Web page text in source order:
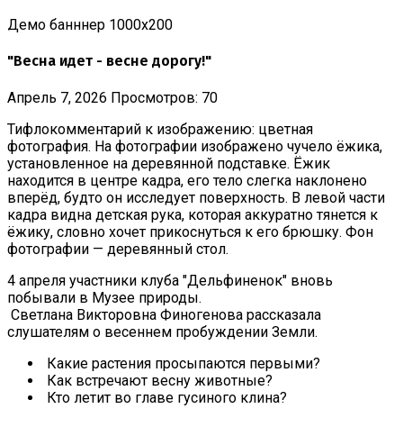
Демо банннер 1000х200
"Весна идет - весне дорогу!"
Апрель 7, 2026 Просмотров: 70
Тифлокомментарий к изображению: цветная
фотография. На фотографии изображено чучело ёжика,
установленное на деревянной подставке. Ёжик
находится в центре кадра, его тело слегка наклонено
вперёд, будто он исследует поверхность. В левой части
кадра видна детская рука, которая аккуратно тянется к
ёжику, словно хочет прикоснуться к его брюшку. Фон
фотографии — деревянный стол.
4 апреля участники клуба "Дельфиненок" вновь
побывали в Музее природы.
Светлана Викторовна Финогенова рассказала
слушателям о весеннем пробуждении Земли.
Какие растения просыпаются первыми?
Как встречают весну животные?
Кто летит во главе гусиного клина?